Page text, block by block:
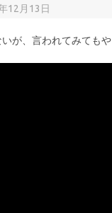
12月13日
が、言われてみても